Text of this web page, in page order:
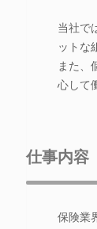
当社で
ットな
また、
心して
仕事内容
保険業